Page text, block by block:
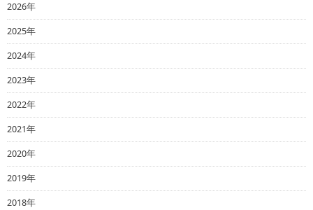
2026年
2025年
2024年
2023年
2022年
2021年
2020年
2019年
2018年